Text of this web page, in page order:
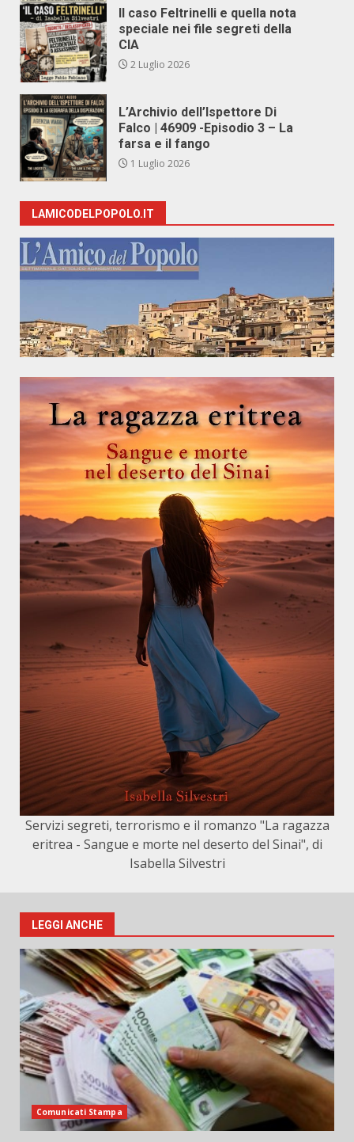
Il caso Feltrinelli e quella nota
speciale nei file segreti della
CIA
2 Luglio 2026
L’Archivio dell’Ispettore Di
Falco | 46909 -Episodio 3 – La
farsa e il fango
1 Luglio 2026
LAMICODELPOPOLO.IT
Servizi segreti, terrorismo e il romanzo "La ragazza
eritrea - Sangue e morte nel deserto del Sinai", di
Isabella Silvestri
LEGGI ANCHE
Comunicati Stampa